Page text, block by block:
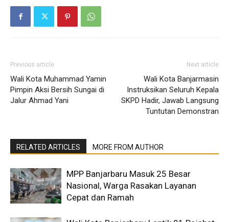
Previous article
Wali Kota Muhammad Yamin
Pimpin Aksi Bersih Sungai di
Jalur Ahmad Yani
Next article
Wali Kota Banjarmasin
Instruksikan Seluruh Kepala
SKPD Hadir, Jawab Langsung
Tuntutan Demonstran
RELATED ARTICLES MORE FROM AUTHOR
MPP Banjarbaru Masuk 25 Besar
Nasional, Warga Rasakan Layanan
Cepat dan Ramah